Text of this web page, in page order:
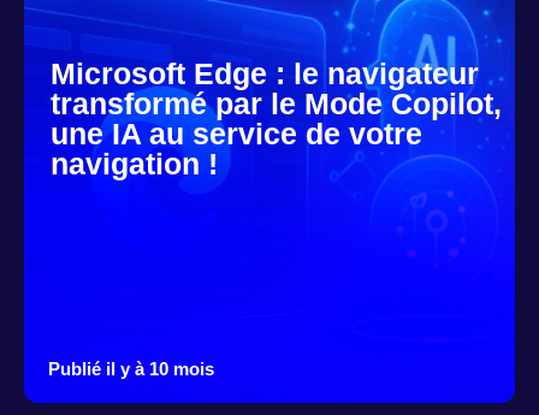
Microsoft Edge : le navigateur
transformé par le Mode Copilot,
une IA au service de votre
navigation !
Publié il y à 10 mois